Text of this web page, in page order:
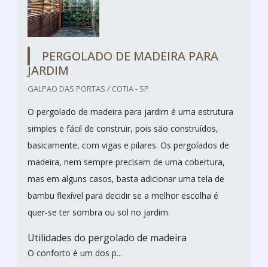
PERGOLADO DE MADEIRA PARA
JARDIM
GALPAO DAS PORTAS / COTIA - SP
O pergolado de madeira para jardim é uma estrutura
simples e fácil de construir, pois são construídos,
basicamente, com vigas e pilares. Os pergolados de
madeira, nem sempre precisam de uma cobertura,
mas em alguns casos, basta adicionar uma tela de
bambu flexível para decidir se a melhor escolha é
quer-se ter sombra ou sol no jardim.
Utilidades do pergolado de madeira
O conforto é um dos p...